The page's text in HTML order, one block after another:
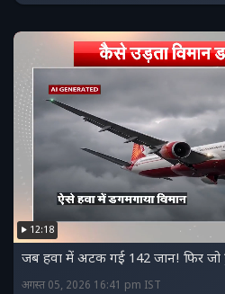
12:18
जब हवा में अटक गई 142 जान! फिर
अगस्त 05, 2026 16:41 pm IST